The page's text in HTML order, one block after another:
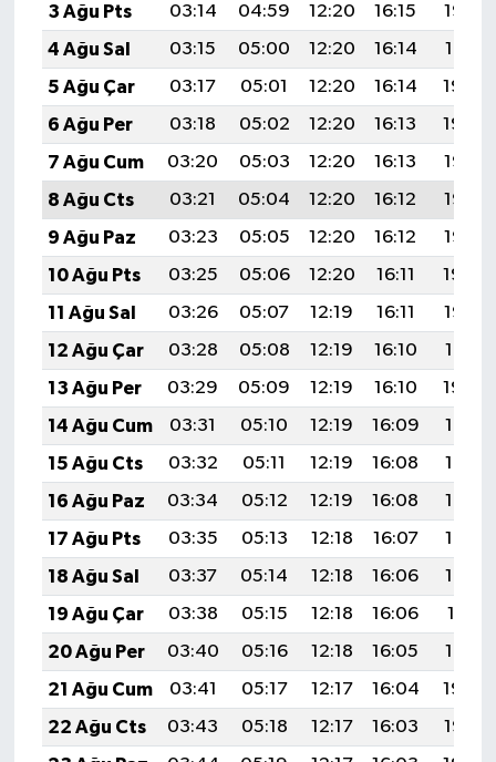
3 Ağu Pts
03:14 04:59 12:20 16:15
19:32
4 Ağu Sal
03:15 05:00 12:20 16:14
19:31
5 Ağu Çar
03:17 05:01 12:20 16:14
19:30
6 Ağu Per
03:18 05:02 12:20 16:13
19:29
7 Ağu Cum
03:20 05:03 12:20 16:13
19:27
8 Ağu Cts
03:21 05:04 12:20 16:12
19:26
9 Ağu Paz
03:23 05:05 12:20 16:12
19:25
10 Ağu Pts
03:25 05:06 12:20 16:11
19:24
11 Ağu Sal
03:26 05:07 12:19 16:11
19:22
12 Ağu Çar
03:28 05:08 12:19 16:10
19:21
13 Ağu Per
03:29 05:09 12:19 16:10
19:20
14 Ağu Cum
03:31 05:10 12:19 16:09
19:18
15 Ağu Cts
03:32 05:11 12:19 16:08
19:17
16 Ağu Paz
03:34 05:12 12:19 16:08
19:15
17 Ağu Pts
03:35 05:13 12:18 16:07
19:14
18 Ağu Sal
03:37 05:14 12:18 16:06
19:13
19 Ağu Çar
03:38 05:15 12:18 16:06
19:11
20 Ağu Per
03:40 05:16 12:18 16:05
19:10
21 Ağu Cum
03:41 05:17 12:17 16:04
19:08
22 Ağu Cts
03:43 05:18 12:17 16:03
19:07